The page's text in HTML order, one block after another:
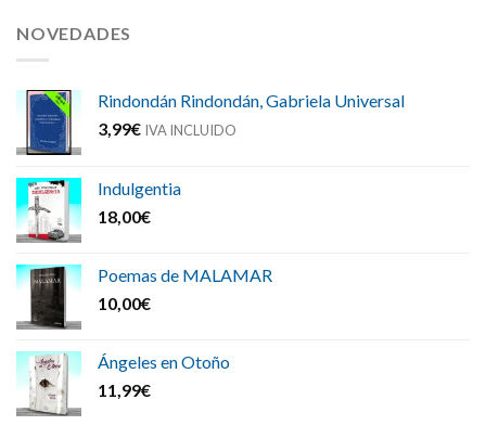
NOVEDADES
Rindondán Rindondán, Gabriela Universal
3,99€ IVA INCLUIDO
Indulgentia
18,00€
Poemas de MALAMAR
10,00€
Ángeles en Otoño
11,99€